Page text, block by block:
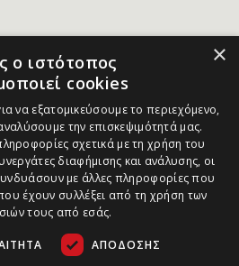
×
ο ιστότοπος
cookies
να εξατομικεύσουμε το περιεχόμενο,
την επισκεψιμότητά μας.
σχετικά με τη χρήση του
διαφήμισης και ανάλυσης, οι
με άλλες πληροφορίες που
έχουν συλλέξει από τη χρήση των
τους από εσάς.
ΑΠΌΔΟΣΗΣ